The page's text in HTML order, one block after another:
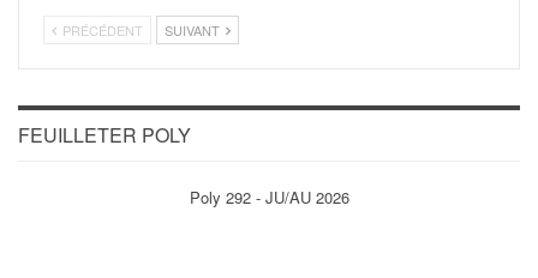
PRÉCÉDENT SUIVANT
FEUILLETER POLY
Poly 292 - JU/AU 2026